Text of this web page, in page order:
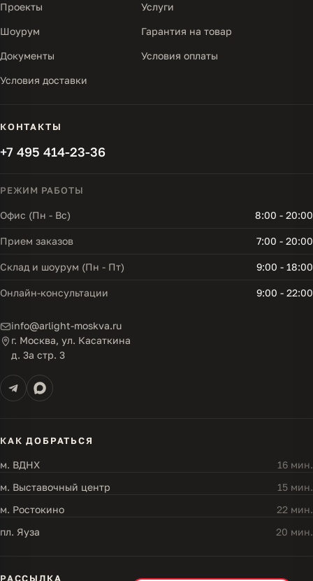
Проекты Услуги
Шоурум Гарантия на товар
Документы Условия оплаты
Условия доставки
КОНТАКТЫ
+7 495 414-23-36
РЕЖИМ РАБОТЫ
Офис (Пн - Вс) 8:00 - 20:00
Прием заказов 7:00 - 20:00
Склад и шоурум (Пн - Пт) 9:00 - 18:00
Онлайн-консультации 9:00 - 22:00
info@arlight-moskva.ru
г. Москва, ул. Касаткина
д. 3а стр. 3
КАК ДОБРАТЬСЯ
м. ВДНХ
16 мин.
м. Выставочный центр
15 мин.
м. Ростокино
22 мин.
пл. Яуза
20 мин.
РАССЫЛКА